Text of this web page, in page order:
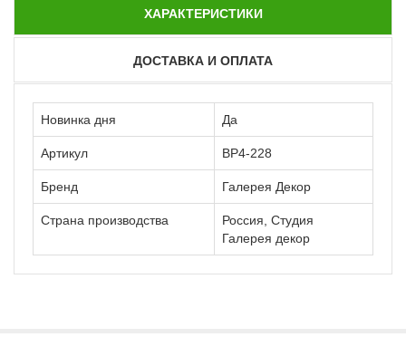
ХАРАКТЕРИСТИКИ
ДОСТАВКА И ОПЛАТА
Новинка дня Да
Артикул ВР4-228
Бренд Галерея Декор
Страна производства
Россия, Студия
Галерея декор